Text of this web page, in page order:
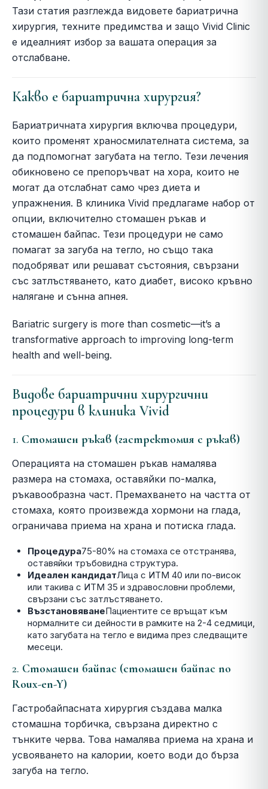
Тази статия разглежда видовете бариатрична
хирургия, техните предимства и защо Vivid Clinic
е идеалният избор за вашата операция за
отслабване.
Какво е бариатрична хирургия?
Бариатричната хирургия включва процедури,
които променят храносмилателната система, за
да подпомогнат загубата на тегло. Тези лечения
обикновено се препоръчват на хора, които не
могат да отслабнат само чрез диета и
упражнения. В клиника Vivid предлагаме набор от
опции, включително стомашен ръкав и
стомашен байпас. Тези процедури не само
помагат за загуба на тегло, но също така
подобряват или решават състояния, свързани
със затлъстяването, като диабет, високо кръвно
налягане и сънна апнея.
Bariatric surgery is more than cosmetic—it’s a
transformative approach to improving long-term
health and well-being.
Видове бариатрични хирургични
процедури в клиника Vivid
1. Стомашен ръкав (гастректомия с ръкав)
Операцията на стомашен ръкав намалява
размера на стомаха, оставяйки по-малка,
ръкавообразна част. Премахването на частта от
стомаха, която произвежда хормони на глада,
ограничава приема на храна и потиска глада.
Процедура75-80% на стомаха се отстранява,
оставяйки тръбовидна структура.
Идеален кандидатЛица с ИТМ 40 или по-висок
или такива с ИТМ 35 и здравословни проблеми,
свързани със затлъстяването.
ВъзстановяванеПациентите се връщат към
нормалните си дейности в рамките на 2-4 седмици,
като загубата на тегло е видима през следващите
месеци.
2. Стомашен байпас (стомашен байпас по
Roux-en-Y)
Гастробайпасната хирургия създава малка
стомашна торбичка, свързана директно с
тънките черва. Това намалява приема на храна и
усвояването на калории, което води до бърза
загуба на тегло.